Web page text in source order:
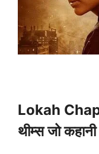
Lokah
थीम्स जो